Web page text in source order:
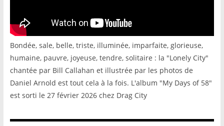
Bondée, sale, belle, triste, illuminée, imparfaite, glorieuse,
humaine, pauvre, joyeuse, tendre, solitaire : la "Lonely City"
chantée par Bill Callahan et illustrée par les photos de
Daniel Arnold est tout cela à la fois. L'album "My Days of 58"
est sorti le 27 février 2026 chez Drag City